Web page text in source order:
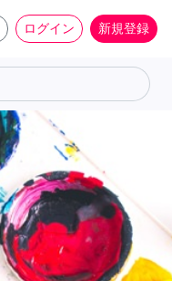
ログイン 新規登録